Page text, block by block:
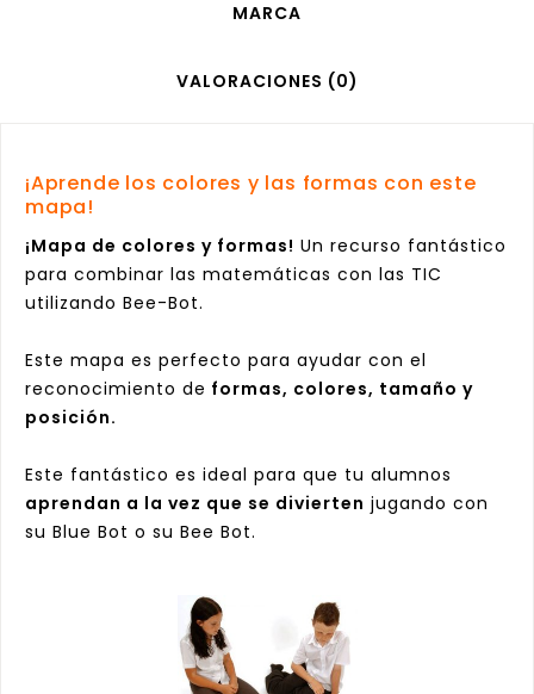
MARCA
VALORACIONES (0)
¡Aprende los colores y las formas con este
mapa!
¡Mapa de colores y formas! Un recurso fantástico
para combinar las matemáticas con las TIC
utilizando Bee-Bot.
Este mapa es perfecto para ayudar con el
reconocimiento de formas, colores, tamaño y
posición.
Este fantástico es ideal para que tu alumnos
aprendan a la vez que se divierten jugando con
su Blue Bot o su Bee Bot.